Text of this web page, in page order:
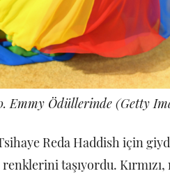
Emmy Ödüllerinde (Getty
Reda Haddish için
taşıyordu. Kırmızı,